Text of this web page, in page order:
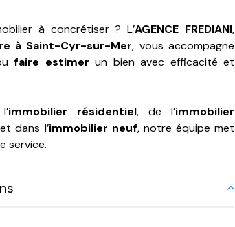
à concrétiser ? L’AGENCE FREDIANI,
à Saint-Cyr-sur-Mer, vous accompagne
faire estimer un bien avec efficacité et
immobilier résidentiel, de l’immobilier
dans l’immobilier neuf, notre équipe met
service.